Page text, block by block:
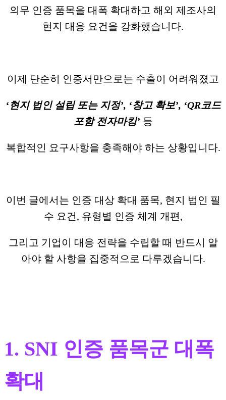
의무 인증 품목을 대폭 확대하고 해외 제조사의
현지 대응 요건을 강화했습니다.
이제 단순히 인증서만으로는 수출이 어려워졌고
‘현지 법인 설립 또는 지정’, ‘창고 확보’, ‘QR코드
포함 전자마킹’ 등
복합적인 요구사항을 충족해야 하는 상황입니다.
이번 글에서는 인증 대상 확대 품목, 현지 법인 필
수 요건, 유형별 인증 체계 개편,
그리고 기업이 대응 전략을 수립할 때 반드시 알
아야 할 사항을 집중적으로 다루겠습니다.
1. SNI 인증 품목군 대폭
확대​